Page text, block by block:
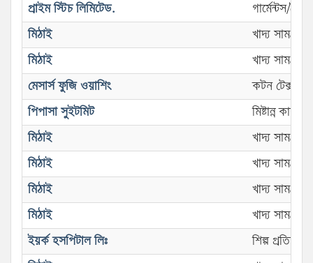
প্রাইম স্টিচ লিমিটেড.
গার্মেন্টস/
মিঠাই
খাদ্য সামগ্রী
মিঠাই
খাদ্য সামগ্রী
মেসার্স ফুজি ওয়াশিং
কটন
পিপাসা সুইটমিট
মিষ্টান্ন কারখানা
মিঠাই
খাদ্য সামগ্রী
মিঠাই
খাদ্য সামগ্রী
মিঠাই
খাদ্য সামগ্রী
মিঠাই
খাদ্য সামগ্রী
ইয়র্ক হসপিটাল লিঃ
শিল্প